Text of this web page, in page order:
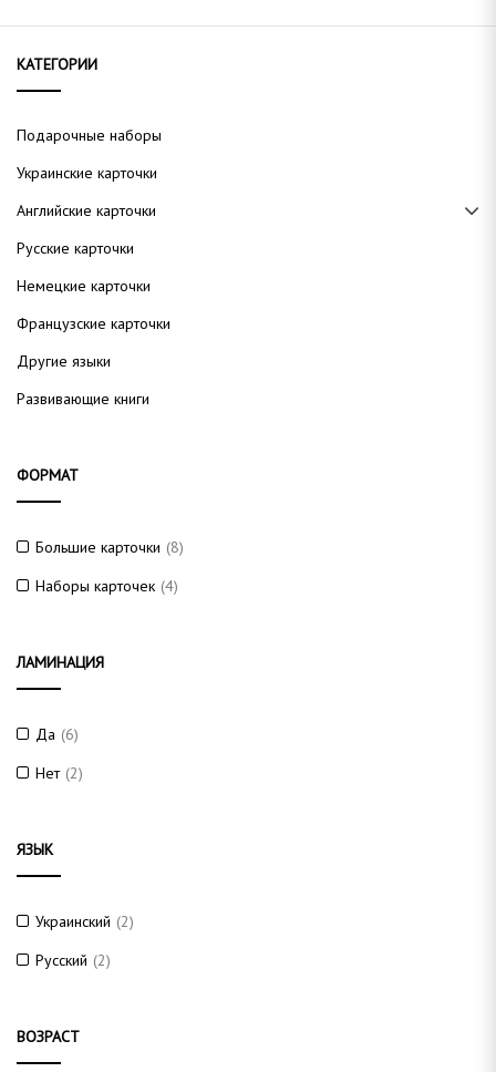
КАТЕГОРИИ
Подарочные наборы
Украинские карточки
Английские карточки
Русские карточки
Немецкие карточки
Французские карточки
Другие языки
Развивающие книги
ФОРМАТ
Большие карточки (8)
Наборы карточек (4)
ЛАМИНАЦИЯ
Да (6)
Нет (2)
ЯЗЫК
Украинский (2)
Русский (2)
ВОЗРАСТ